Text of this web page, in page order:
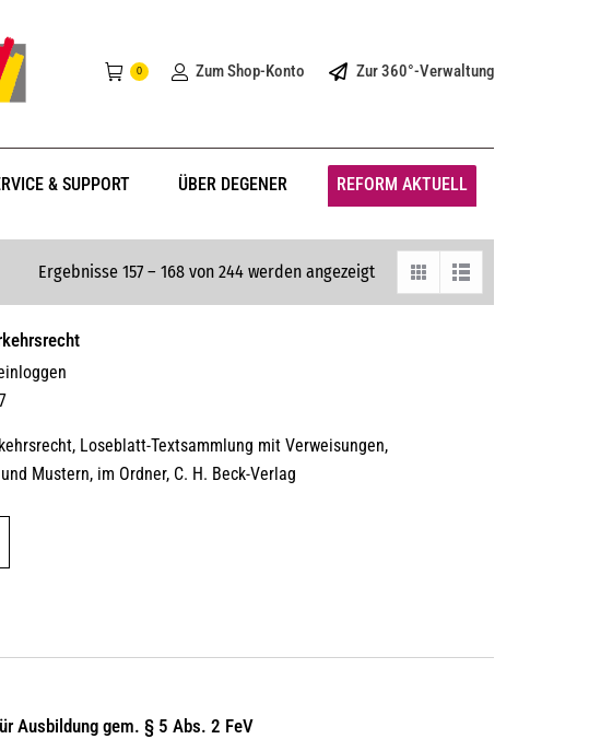
0 Zum Shop-Konto Zur 360°-Verwaltung
& SUPPORT ÜBER DEGENER REFORM AKTUELL
Ergebnisse 157 – 168 von 244 werden angezeigt
Loseblatt-Textsammlung mit Verweisungen,
Mustern, im Ordner, C. H. Beck-Verlag
Ausbildung gem. § 5 Abs. 2 FeV